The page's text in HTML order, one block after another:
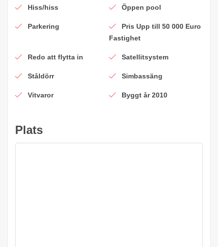
Hiss/hiss Öppen pool
Parkering
Pris Upp till 50 000 Euro
Fastighet
Redo att flytta in Satellitsystem
Ståldörr Simbassäng
Vitvaror Byggt år 2010
Plats